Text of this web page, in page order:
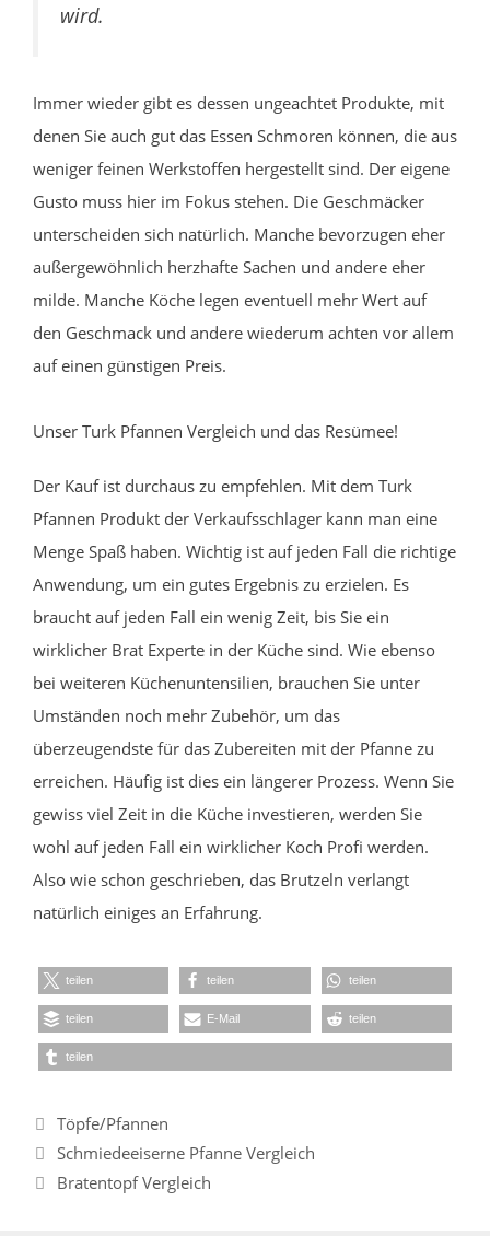
wird.
Immer wieder gibt es dessen ungeachtet Produkte, mit
denen Sie auch gut das Essen Schmoren können, die aus
weniger feinen Werkstoffen hergestellt sind. Der eigene
Gusto muss hier im Fokus stehen. Die Geschmäcker
unterscheiden sich natürlich. Manche bevorzugen eher
außergewöhnlich herzhafte Sachen und andere eher
milde. Manche Köche legen eventuell mehr Wert auf
den Geschmack und andere wiederum achten vor allem
auf einen günstigen Preis.
Unser Turk Pfannen Vergleich und das Resümee!
Der Kauf ist durchaus zu empfehlen. Mit dem Turk
Pfannen Produkt der Verkaufsschlager kann man eine
Menge Spaß haben. Wichtig ist auf jeden Fall die richtige
Anwendung, um ein gutes Ergebnis zu erzielen. Es
braucht auf jeden Fall ein wenig Zeit, bis Sie ein
wirklicher Brat Experte in der Küche sind. Wie ebenso
bei weiteren Küchenuntensilien, brauchen Sie unter
Umständen noch mehr Zubehör, um das
überzeugendste für das Zubereiten mit der Pfanne zu
erreichen. Häufig ist dies ein längerer Prozess. Wenn Sie
gewiss viel Zeit in die Küche investieren, werden Sie
wohl auf jeden Fall ein wirklicher Koch Profi werden.
Also wie schon geschrieben, das Brutzeln verlangt
natürlich einiges an Erfahrung.
teilen teilen teilen
teilen E-Mail teilen
teilen
Kategorien
Töpfe/Pfannen
Schmiedeeiserne Pfanne Vergleich
Bratentopf Vergleich